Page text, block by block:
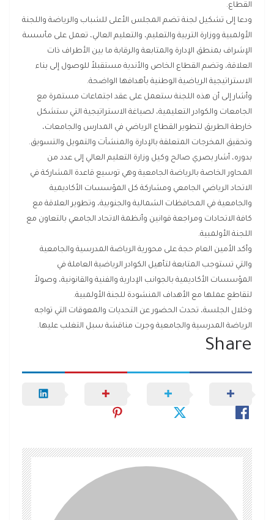
القطاع.
ودعا إلى تشكيل لجنة تضم المجلس الأعلى للشباب والرياضة واللجنة
الأولمبية ووزارة التربية والتعليم، والتعليم العالي، تعمل على مأسسة
الإشراف بمنطق الإدارة والمتابعة والرقابة ما بين الأطراف ذات
العلاقة، وتضم القطاع الخاص والأندية مستقبلاً للوصول إلى بناء
الاستراتيجية الرياضية الوطنية بأهدافها الواضحة.
وأشار إلى أن هذه اللجنة ستعمل على عقد اجتماعات مستمرة مع
الجامعات والكوادر التعليمية، لصياغة الاستراتيجية التي ستشكل
خارطة الطريق لتطوير القطاع الرياضي في المدارس والجامعات،
وتحقيق المخرجات المتعلقة بالإدارة والمنشآت والتمويل والتسويق.
بدوره، أشار بصري صالح وكيل وزارة التعليم العالي إلى عدد من
المحاور الخاصة بالرياضة الجامعية وهي توسيع قاعدة المشاركة في
الاتحاد الرياضي الجامعي ومشاركة كل المؤسسات الأكاديمية
والجامعية في المحافظات الشمالية والجنوبية، وتطوير العلاقة مع
كافة الاتحادات ومراجعة قوانين وأنظمة الاتحاد الجامعي بالتعاون مع
اللجنة الأولمبية.
وأكد الأمين العام حجة على محورية الرياضة المدرسية والجامعية
والتي تستوجب المتابعة لتأهيل الكوادر الرياضية العاملة في
المؤسسات الأكاديمية بالجوانب الإدارية والفنية والقانونية، وصولاً
لتقاطع عملها مع الأهداف المنشودة للجنة الأولمبية.
وخلال الجلسة، تحدث الحضور عن التحديات والمعوقات التي تواجه
الرياضة المدرسية والجامعية وجرت مناقشة سبل التغلب عليها.
Share